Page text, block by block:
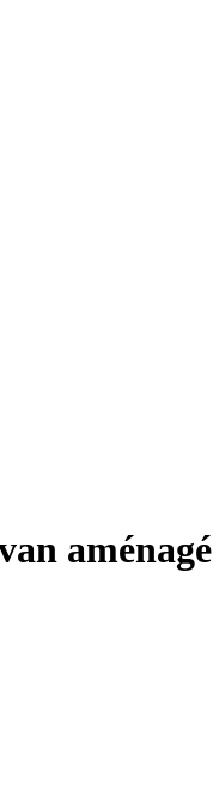
aménagé